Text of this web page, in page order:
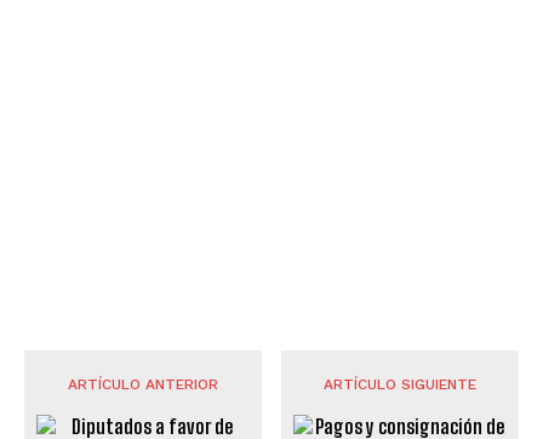
ARTÍCULO ANTERIOR ARTÍCULO SIGUIENTE